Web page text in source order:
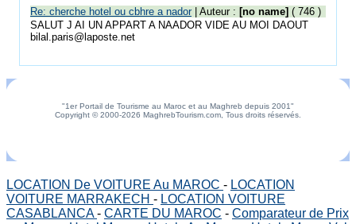
Re: cherche hotel ou cbhre a nador | Auteur : [no name] ( 746 )
SALUT J AI UN APPART A NAADOR VIDE AU MOI DAOUT
bilal.paris@laposte.net
"1er Portail de Tourisme au Maroc et au Maghreb depuis 2001"
Copyright © 2000-2026 MaghrebTourism.com, Tous droits réservés.
LOCATION De VOITURE Au MAROC - LOCATION
VOITURE MARRAKECH - LOCATION VOITURE
CASABLANCA- CARTE DU MAROC - Comparateur de Prix